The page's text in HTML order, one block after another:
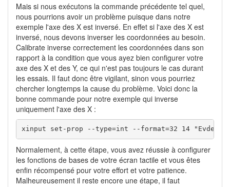
Mais si nous exécutons la commande précédente tel quel,
nous pourrions avoir un problème puisque dans notre
exemple l'axe des X est inversé. En effet si l'axe des X est
inversé, nous devons inverser les coordonnées au besoin.
Calibrate inverse correctement les coordonnées dans son
rapport à la condition que vous ayez bien configurer votre
axe des X et des Y, ce qui n'est pas toujours le cas durant
les essais. Il faut donc être vigilant, sinon vous pourriez
chercher longtemps la cause du problème. Voici donc la
bonne commande pour notre exemple qui inverse
uniquement l'axe des X :
xinput set-prop --type=int --format=32 14 "Evdev
Normalement, à cette étape, vous avez réussie à configurer
les fonctions de bases de votre écran tactile et vous êtes
enfin récompensé pour votre effort et votre patience.
Malheureusement il reste encore une étape, il faut